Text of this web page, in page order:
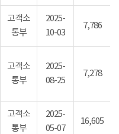
고객소
통부
2025-
10-03
7,786
고객소
통부
2025-
08-25
7,278
고객소
통부
2025-
05-07
16,605